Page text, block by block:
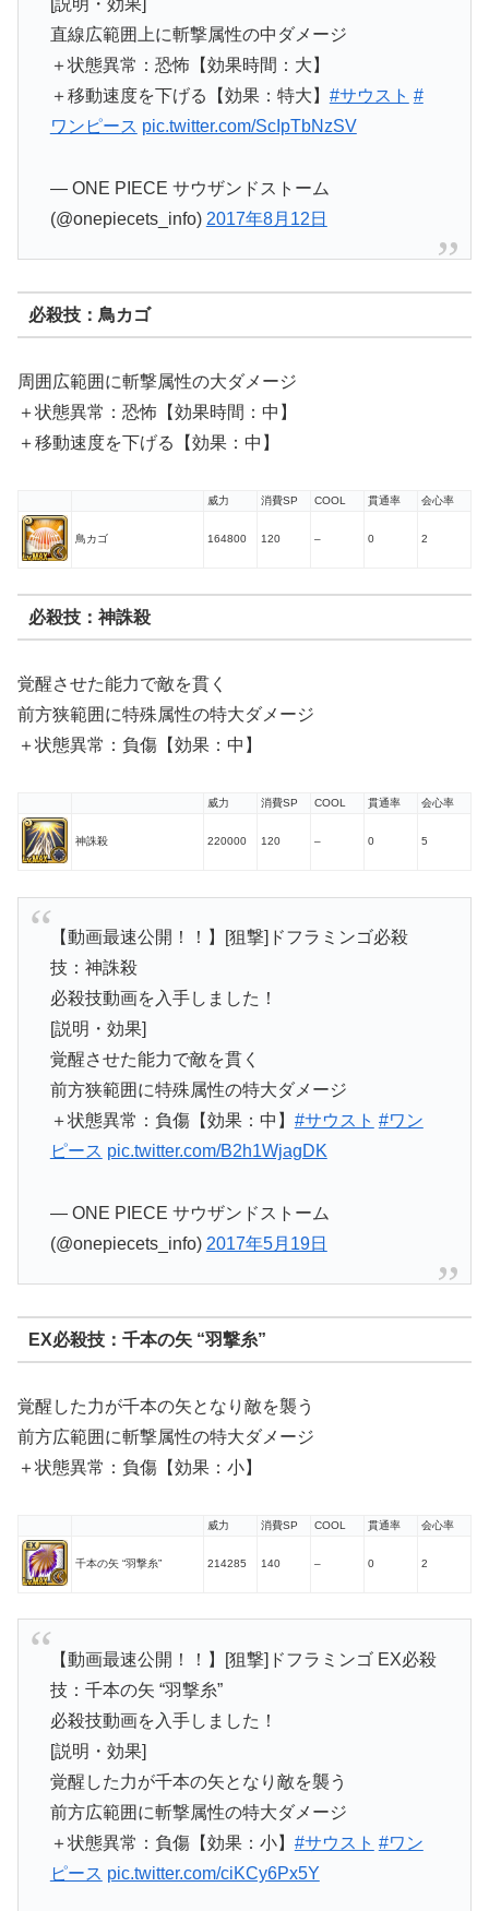
[説明・効果]
直線広範囲上に斬撃属性の中ダメージ
＋状態異常：恐怖【効果時間：大】
＋移動速度を下げる【効果：特大】 #サウスト #
ワンピース pic.twitter.com/ScIpTbNzSV
— ONE PIECE サウザンドストーム
(@onepiecets_info) 2017年8月12日
必殺技：鳥カゴ
周囲広範囲に斬撃属性の大ダメージ
＋状態異常：恐怖【効果時間：中】
＋移動速度を下げる【効果：中】
威力 消費SP COOL 貫通率 会心率
鳥カゴ 164800 120 – 0 2
必殺技：神誅殺
覚醒させた能力で敵を貫く
前方狭範囲に特殊属性の特大ダメージ
＋状態異常：負傷【効果：中】
威力 消費SP COOL 貫通率 会心率
神誅殺 220000 120 – 0 5
【動画最速公開！！】[狙撃]ドフラミンゴ必殺
技：神誅殺
必殺技動画を入手しました！
[説明・効果]
覚醒させた能力で敵を貫く
前方狭範囲に特殊属性の特大ダメージ
＋状態異常：負傷【効果：中】 #サウスト #ワン
ピース pic.twitter.com/B2h1WjagDK
— ONE PIECE サウザンドストーム
(@onepiecets_info) 2017年5月19日
EX必殺技：千本の矢 “羽撃糸”
覚醒した力が千本の矢となり敵を襲う
前方広範囲に斬撃属性の特大ダメージ
＋状態異常：負傷【効果：小】
威力 消費SP COOL 貫通率 会心率
千本の矢 “羽撃糸” 214285 140 – 0 2
【動画最速公開！！】[狙撃]ドフラミンゴ EX必殺
技：千本の矢 “羽撃糸”
必殺技動画を入手しました！
[説明・効果]
覚醒した力が千本の矢となり敵を襲う
前方広範囲に斬撃属性の特大ダメージ
＋状態異常：負傷【効果：小】 #サウスト #ワン
ピース pic.twitter.com/ciKCy6Px5Y